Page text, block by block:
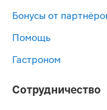
Бонусы от
Помощь
Гастроном
Сотрудничество